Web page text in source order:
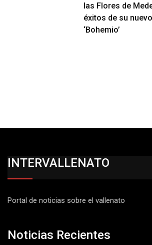
las Flores de
éxitos de su
‘Bohemio’
INTERVALLENATO
Portal de noticias sobre el vallenato
Noticias Recientes